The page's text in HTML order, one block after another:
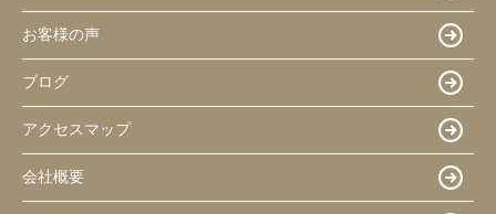
お客様の声
ブログ
アクセスマップ
会社概要